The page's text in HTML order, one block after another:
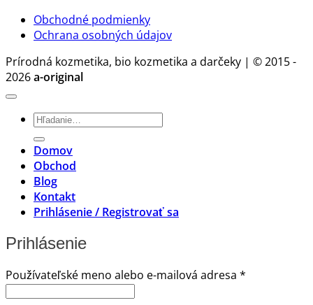
Obchodné podmienky
Ochrana osobných údajov
Prírodná kozmetika, bio kozmetika a darčeky | © 2015 -
2026a-original
Hľadať:
Domov
Obchod
Blog
Kontakt
Prihlásenie / Registrovať sa
Prihlásenie
Používateľské meno alebo e-mailová adresa *